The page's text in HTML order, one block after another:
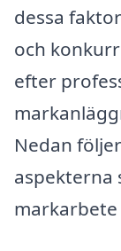
dessa
och
efter
Nedan
aspekterna